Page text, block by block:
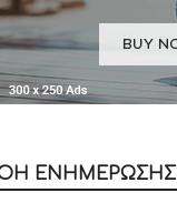
ΕΝΗΜΕΡΩΣΗΣ